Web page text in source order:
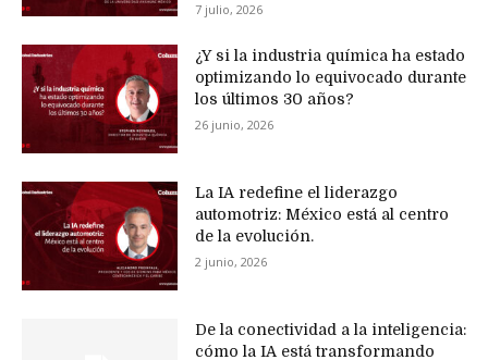
7 julio, 2026
¿Y si la industria química ha estado
optimizando lo equivocado durante
los últimos 30 años?
26 junio, 2026
La IA redefine el liderazgo
automotriz: México está al centro
de la evolución.
2 junio, 2026
De la conectividad a la inteligencia:
cómo la IA está transformando